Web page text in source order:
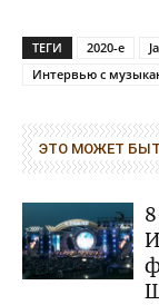
ТЕГИ 2020-е
Интервью с
ЭТО МОЖЕТ